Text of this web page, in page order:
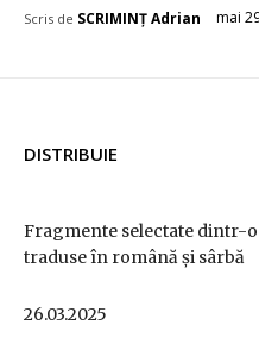
Scris de SCRIMINȚ Adrian mai
DISTRIBUIE
Fragmente selectate dintr-
traduse în română și sârbă
26.03.2025